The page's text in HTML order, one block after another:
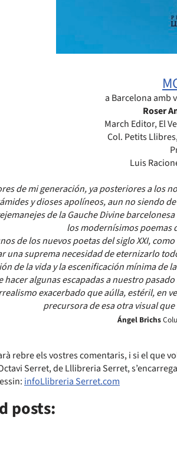
a Barcelona amb
Roser
March Editor, El
Col. Petits
Luis
de mi generación, ya posteriores a los
y dioses apolíneos, aun no siendo
de la Gauche Divine
los modernísimos poemas
de los nuevos poetas del siglo XXI,
una suprema necesidad de eternizarlo
de la vida y la escenificación mínima de
hacer algunas escapadas a nuestro
exacerbado que aúlla, estéril, en
precursora de esa otra visual
Ángel Brichs
rebre els vostres comentaris, i si el que
Serret, de Lllibreria Serret,
infoLlibreria Serret.com
posts: